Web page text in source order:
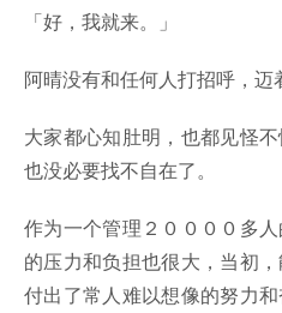
「好，我就来。」
阿晴没有和任何人打招呼，迈
大家都心知肚明，也都见怪
也没必要找不自在了。
作为一个管理２００００多
的压力和负担也很大，当初
付出了常人难以想像的努力